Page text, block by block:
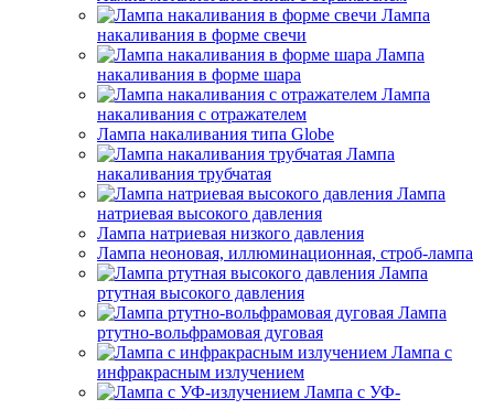
Лампа
накаливания в форме свечи
Лампа
накаливания в форме шара
Лампа
накаливания с отражателем
Лампа накаливания типа Globe
Лампа
накаливания трубчатая
Лампа
натриевая высокого давления
Лампа натриевая низкого давления
Лампа неоновая, иллюминационная, строб-лампа
Лампа
ртутная высокого давления
Лампа
ртутно-вольфрамовая дуговая
Лампа с
инфракрасным излучением
Лампа с УФ-